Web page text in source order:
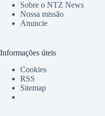
Sobre o NTZ News
Nossa missão
Anuncie
Informações úteis
Cookies
RSS
Sitemap